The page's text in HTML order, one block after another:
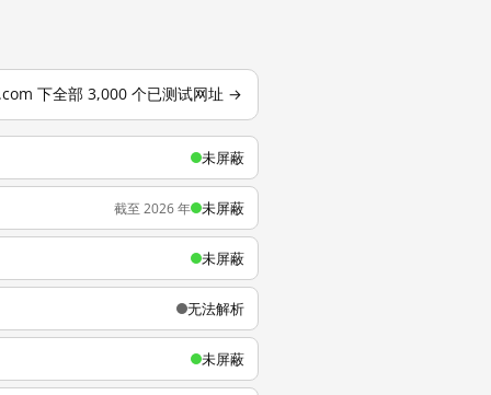
下全部 3,000 个已测试网址 →
未屏蔽
截至 2026 年 未屏蔽
未屏蔽
无法解析
未屏蔽